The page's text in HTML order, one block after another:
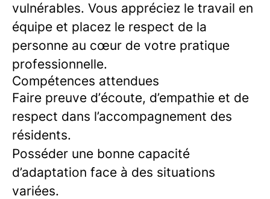
vulnérables. Vous appréciez le travail en
équipe et placez le respect de la
personne au cœur de votre pratique
professionnelle.
Compétences attendues
Faire preuve d’écoute, d’empathie et de
respect dans l’accompagnement des
résidents.
Posséder une bonne capacité
d’adaptation face à des situations
variées.